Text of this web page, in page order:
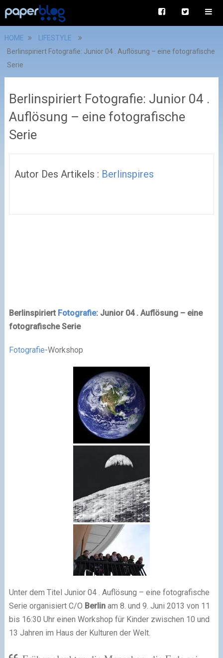
HOME
LIFESTYLE
Berlinspiriert Fotografie: Junior 04 . Auflösung – eine fotografische
Serie
Berlinspiriert Fotografie: Junior 04 .
Auflösung – eine fotografische
Serie
Autor Des Artikels : Berlinspires
Berlinspiriert Fotografie: Junior 04 . Auflösung – eine
fotografische Serie
Fotografie-Workshop
Unter dem Titel Junior 04 . Auflösung – eine fotografische
Serie organisiert C/O Berlinam 8. und 9. Juni 2013 von 11
bis 16:30 Uhr einen Workshop für Kinder zwischen 10 und
13 Jahren im Haus der Kulturen der Welt.